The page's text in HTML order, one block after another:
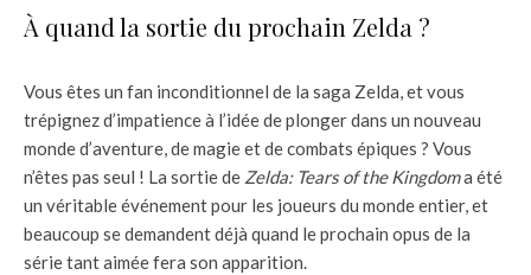
À quand la sortie du prochain Zelda ?
Vous êtes un fan inconditionnel de la saga Zelda, et vous
trépignez d’impatience à l’idée de plonger dans un nouveau
monde d’aventure, de magie et de combats épiques ? Vous
n’êtes pas seul ! La sortie de Zelda: Tears of the Kingdoma été
un véritable événement pour les joueurs du monde entier, et
beaucoup se demandent déjà quand le prochain opus de la
série tant aimée fera son apparition.